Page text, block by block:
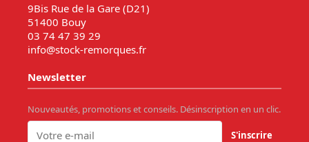
9Bis Rue de la Gare (D21)
51400 Bouy
03 74 47 39 29
info@stock-remorques.fr
Newsletter
Nouveautés, promotions et conseils. Désinscription en un clic.
S'inscrire